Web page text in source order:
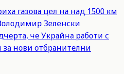
газова цел на над 1500 км
Зеленски
че Украйна работи с
нови отбранителни